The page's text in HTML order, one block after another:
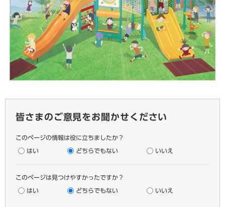
皆さまのご意見をお聞かせください
このページの情報は役に立ちましたか？
はい どちらでもない いいえ
このページは見つけやすかったですか？
はい どちらでもない いいえ